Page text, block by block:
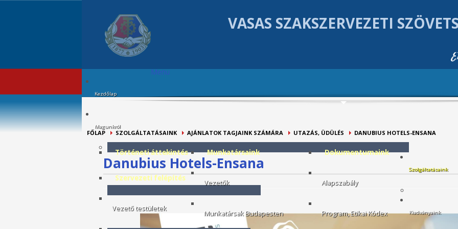
VASAS SZAKSZERVEZETI
Menu
Kezdőlap
Magunkról
Történeti áttekintés
Szervezeti felépítés
Vezető testületek
Munkatársaink
Vezetők
Munkatársak Budapesten
Dokumentumaink
Alapszabály
Program, Etikai Kódex
Szolgáltatásaink
Kiadványaink
FŐLAP SZOLGÁLTATÁSAINK AJÁNLATOK TAGJAINK SZÁMÁRA UTAZÁS, ÜDÜLÉS DANUBIUS HOTELS-ENSANA
Danubius Hotels-Ensana